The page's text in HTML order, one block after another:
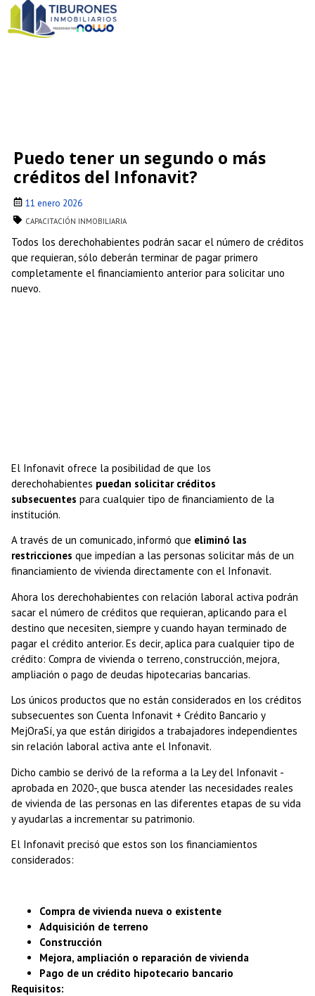
Puedo tener un segundo o más
créditos del Infonavit?
11 enero 2026
CAPACITACIÓN INMOBILIARIA
Todos los derechohabientes podrán sacar el número de créditos
que requieran, sólo deberán terminar de pagar primero
completamente el financiamiento anterior para solicitar uno
nuevo.
El Infonavit ofrece la posibilidad de que los
derechohabientes puedan solicitar créditos
subsecuentes para cualquier tipo de financiamiento de la
institución.
A través de un comunicado, informó que eliminó las
restricciones que impedían a las personas solicitar más de un
financiamiento de vivienda directamente con el Infonavit.
Ahora los derechohabientes con relación laboral activa podrán
sacar el número de créditos que requieran, aplicando para el
destino que necesiten, siempre y cuando hayan terminado de
pagar el crédito anterior. Es decir, aplica para cualquier tipo de
crédito: Compra de vivienda o terreno, construcción, mejora,
ampliación o pago de deudas hipotecarias bancarias.
Los únicos productos que no están considerados en los créditos
subsecuentes son Cuenta Infonavit + Crédito Bancario y
MejOraSí, ya que están dirigidos a trabajadores independientes
sin relación laboral activa ante el Infonavit.
Dicho cambio se derivó de la reforma a la Ley del Infonavit -
aprobada en 2020-, que busca atender las necesidades reales
de vivienda de las personas en las diferentes etapas de su vida
y ayudarlas a incrementar su patrimonio.
El Infonavit precisó que estos son los financiamientos
considerados:
Compra de vivienda nueva o existente
Adquisición de terreno
Construcción
Mejora, ampliación o reparación de vivienda
Pago de un crédito hipotecario bancario
Requisitos: